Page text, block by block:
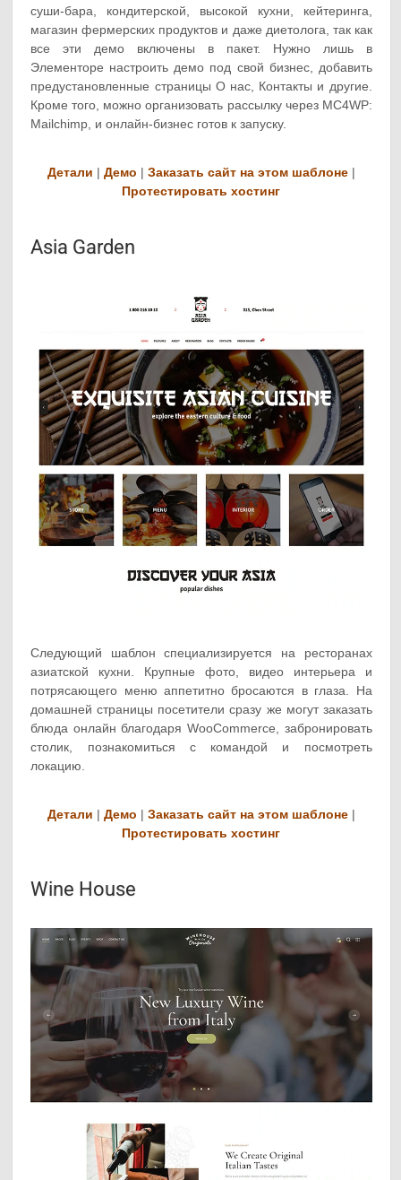
суши-бара, кондитерской, высокой кухни, кейтеринга,
магазин фермерских продуктов и даже диетолога, так как
все эти демо включены в пакет. Нужно лишь в
Элементоре настроить демо под свой бизнес, добавить
предустановленные страницы О нас, Контакты и другие.
Кроме того, можно организовать рассылку через MC4WP:
Mailchimp, и онлайн-бизнес готов к запуску.
Детали | Демо | Заказать сайт на этом шаблоне|
Протестировать хостинг
Asia Garden
Следующий шаблон специализируется на ресторанах
азиатской кухни. Крупные фото, видео интерьера и
потрясающего меню аппетитно бросаются в глаза. На
домашней страницы посетители сразу же могут заказать
блюда онлайн благодаря WooCommerce, забронировать
столик, познакомиться с командой и посмотреть
локацию.
Детали | Демо | Заказать сайт на этом шаблоне|
Протестировать хостинг
Wine House